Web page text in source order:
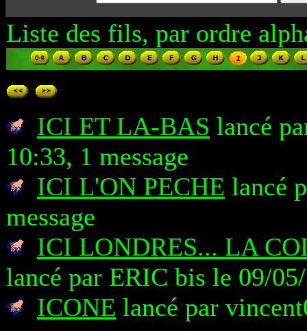
Liste des fils, par ordre
ICI ET LA-BAS lancé
10:33, 1 message
ICI L'ON PECHE lancé
message
ICI LONDRES... LA
lancé par ERIC bis le 09/
ICONE lancé par